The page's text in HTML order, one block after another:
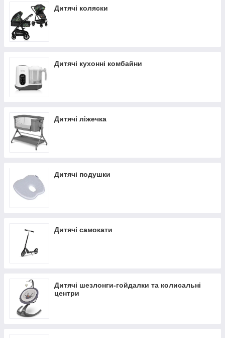
Дитячі коляски
Дитячі кухонні комбайни
Дитячі ліжечка
Дитячі подушки
Дитячі самокати
Дитячі шезлонги-гойдалки та колисальні
центри